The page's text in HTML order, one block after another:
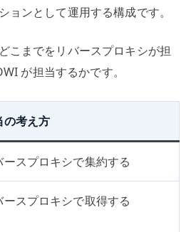
ョンとして運用する構成です。
こまでをリバースプロキシが担
が担当するかです。
の考え方
ースプロキシで集約する
ースプロキシで取得する